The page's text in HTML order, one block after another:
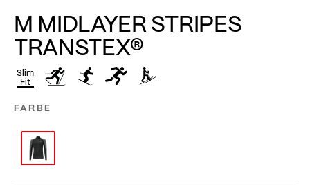
M MIDLAYER STRIPES
TRANSTEX®
Slim
Fit
FARBE